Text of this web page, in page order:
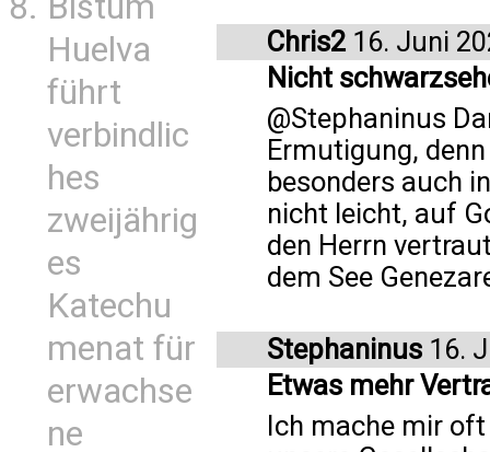
Huelva
führt
verbindlic
hes
zweijährig
es
Katechu
menat für
erwachse
ne
Chris2 16. Juni
Nicht
@Stephaninus
Ermutigung,
besonders auch
nicht leicht, auf
den Herrn
dem See
Stephaninus 16.
Etwas mehr
Ich mache mir